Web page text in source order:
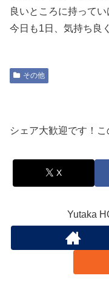
良いところに持ってい
今日も1日、気持ち良
その他
シェア大歓迎です！
X
Yutaka